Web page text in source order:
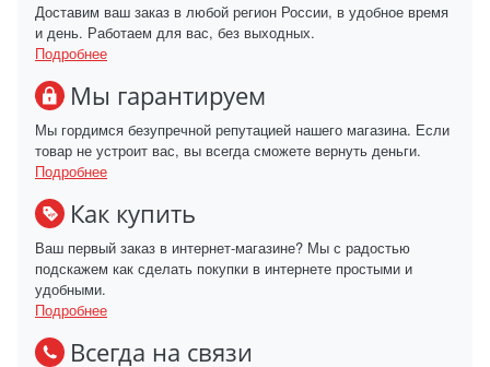
Доставим ваш заказ в любой регион России, в удобное время
и день. Работаем для вас, без выходных.
Подробнее
Мы гарантируем
Мы гордимся безупречной репутацией нашего магазина. Если
товар не устроит вас, вы всегда сможете вернуть деньги.
Подробнее
Как купить
Ваш первый заказ в интернет-магазине? Мы с радостью
подскажем как сделать покупки в интернете простыми и
удобными.
Подробнее
Всегда на связи